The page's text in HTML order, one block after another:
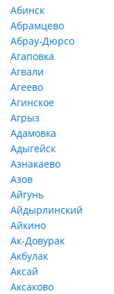
Абинск
Абрамцево
Абрау-Дюрсо
Агаповка
Агвали
Агеево
Агинское
Агрыз
Адамовка
Адыгейск
Азнакаево
Азов
Айгунь
Айдырлинский
Айкино
Ак-Довурак
Акбулак
Аксай
Аксаково